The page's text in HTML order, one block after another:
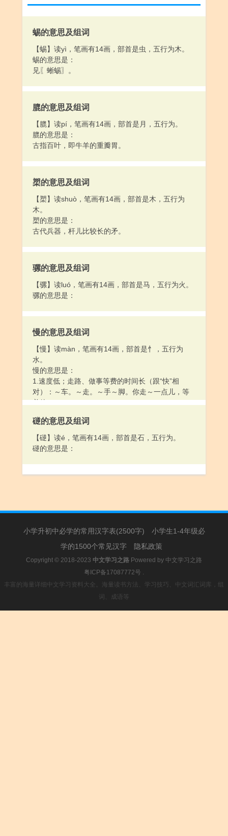
蜴的意思及组词
【蜴】读yì，笔画有14画，部首是虫，五行为木。
蜴的意思是：
见〖蜥蜴〗。
膍的意思及组词
【膍】读pí，笔画有14画，部首是月，五行为。
膍的意思是：
古指百叶，即牛羊的重瓣胃。
槊的意思及组词
【槊】读shuò，笔画有14画，部首是木，五行为
木。
槊的意思是：
古代兵器，杆儿比较长的矛。
骡的意思及组词
【骡】读luó，笔画有14画，部首是马，五行为火。
骡的意思是：
慢的意思及组词
【慢】读màn，笔画有14画，部首是忄，五行为
水。
慢的意思是：
1.速度低；走路、做事等费的时间长（跟“快”相
对）：～车。～走。～手～脚。你走～一点儿，等
着他。
3.莫；不要：～道。～说。
4.姓。
5.态度冷淡，没有礼貌：傲～。怠～。
磀的意思及组词
【磀】读é，笔画有14画，部首是石，五行为。
磀的意思是：
小学升初中必学的常用汉字表(2500字)
小学生1-4年级必
学的1500个常见汉字
隐私政策
Copyright © 2018-2023 中文学习之路 Powered by 中文学习之路
粤ICP备17087772号 .
丰富的海量详细中文学习资料大全。海量读书方法、学习技巧、中文词汇词库，组
词、成语等